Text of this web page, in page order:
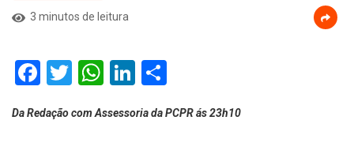
3 minutos de leitura
Facebook
Twitter
WhatsApp
LinkedIn
Da Redação com Assessoria da PCPR ás 23h10